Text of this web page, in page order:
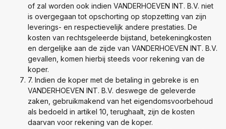
of zal worden ook indien VANDERHOEVEN INT. B.V. niet
is overgegaan tot opschorting op stopzetting van zijn
leverings- en respectievelijk andere prestaties. De
kosten van rechtsgeleerde bijstand, betekeningkosten
en dergelijke aan de zijde van VANDERHOEVEN INT. B.V.
gevallen, komen hierbij steeds voor rekening van de
koper.
7. Indien de koper met de betaling in gebreke is en
VANDERHOEVEN INT. B.V. deswege de geleverde
zaken, gebruikmakend van het eigendomsvoorbehoud
als bedoeld in artikel 10, terughaalt, zijn de kosten
daarvan voor rekening van de koper.